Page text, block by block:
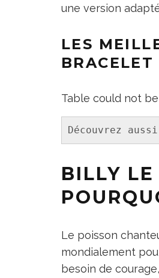
une version
LES
Table could not
Découvrez
BILLY
Le poisson
mondialement
besoin de